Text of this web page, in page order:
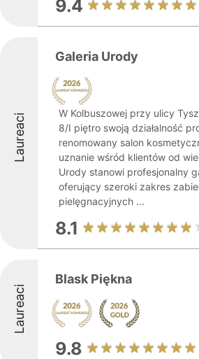
9.4
Laureaci
Galeria Urody
W Kolbuszowej przy ulicy
8/I piętro swoją działalność
renomowany salon
uznanie wśród klientów od
Urody stanowi profesjonalny
oferujący szeroki zakres
pielęgnacyjnych ...
8.1
Laureaci
Blask Piękna
9.8